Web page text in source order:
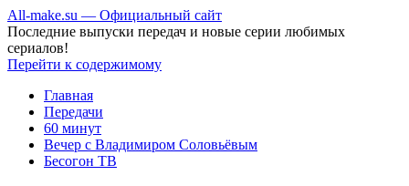
All-make.su — Официальный сайт
Последние выпуски передач и новые серии любимых
сериалов!
Перейти к содержимому
Главная
Передачи
60 минут
Вечер с Владимиром Соловьёвым
Бесогон ТВ